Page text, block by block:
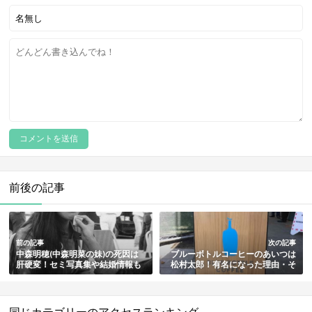
前後の記事
前の記事
中森明穂(中森明菜の妹)の死因は
肝硬変！セミ写真集や結婚情報も
総まとめ
次の記事
ブルーボトルコーヒーのあいつは
松村太郎！有名になった理由・そ
の後の影響も総まとめ